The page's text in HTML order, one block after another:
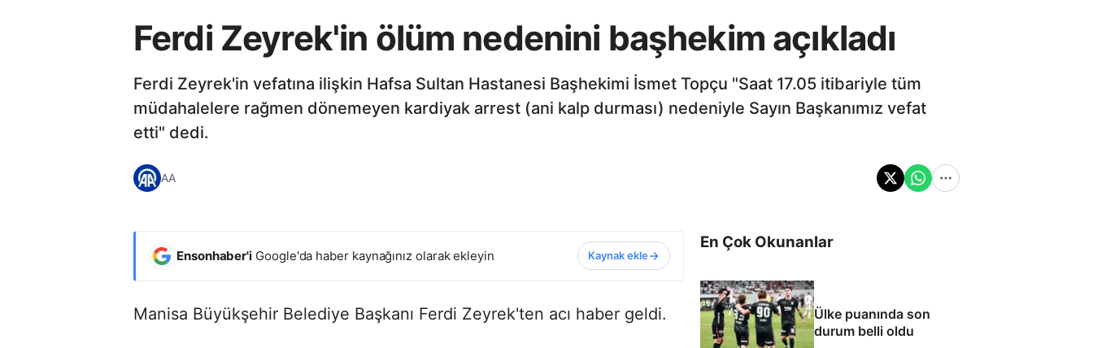
Ferdi Zeyrek'in ölüm nedenini başhekim açıkladı
Ferdi Zeyrek'in vefatına ilişkin Hafsa Sultan Hastanesi Başhekimi İsmet Topçu "Saat 17.05 itibariyle tüm
müdahalelere rağmen dönemeyen kardiyak arrest (ani kalp durması) nedeniyle Sayın Başkanımız vefat
etti" dedi.
AA
Ensonhaber'i Google'da haber kaynağınız olarak ekleyin Kaynak ekle
Manisa Büyükşehir Belediye Başkanı Ferdi Zeyrek'ten acı haber geldi.
En Çok Okunanlar
Ülke puanında son
durum belli oldu